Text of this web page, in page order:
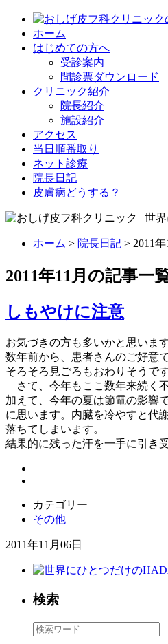
ホーム
はじめての方へ
受診案内
問診票ダウンロード
クリニック紹介
院長紹介
施設紹介
アクセス
当日順番取り
ネット診療
院長日記
皮膚病どうする？
ホーム > 院長日記 > 2011
2011年11月の記事一
しもやけに注意
お気づきの方も多いかと思いま
数年前から、患者さんのご好意
そろそろ見ごろもおわりそうで
さて、今年もここ数年来続く
加えて、今年の夏は節電の影響
に思います。内臓を冷やすと代
落ちてしまいます。
結果的に残った汗を一手に引き
カテゴリー
その他
2011年11月06日
検索